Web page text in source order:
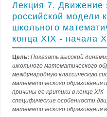
Лекция 7.
российской модели
школьного
конца XIX - начала
Цель: Показать высокий
школьного математического
международную классическую
математического образования
причины ее критики в конце XIX
специфические особенности
математического образования